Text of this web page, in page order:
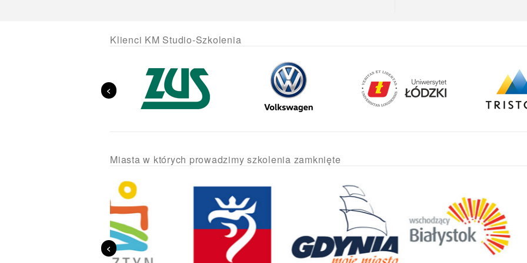
Klienci KM Studio-Szkolenia
<
Miasta w których prowadzimy szkolenia zamknięte
<